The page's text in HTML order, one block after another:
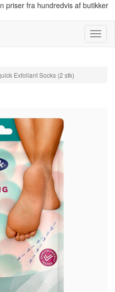
priser fra hundredvis af butikker
Menu
Exfoliant Socks (2 stk)